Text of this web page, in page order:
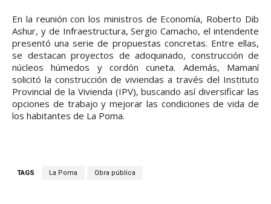
En la reunión con los ministros de Economía, Roberto Dib
Ashur, y de Infraestructura, Sergio Camacho, el intendente
presentó una serie de propuestas concretas. Entre ellas,
se destacan proyectos de adoquinado, construcción de
núcleos húmedos y cordón cuneta. Además, Mamaní
solicitó la construcción de viviendas a través del Instituto
Provincial de la Vivienda (IPV), buscando así diversificar las
opciones de trabajo y mejorar las condiciones de vida de
los habitantes de La Poma.
TAGS La Poma Obra pública